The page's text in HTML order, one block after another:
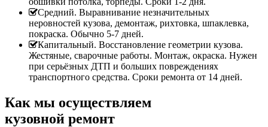
Средний. Выравнивание незначительных
неровностей кузова, демонтаж, рихтовка, шпаклевка,
покраска. Обычно 5-7 дней.
Капитальный. Восстановление геометрии кузова.
Жестяные, сварочные работы. Монтаж, окраска. Нужен
при серьёзных ДТП и больших повреждениях
транспортного средства. Сроки ремонта от 14 дней.
Как мы осуществляем
кузовной ремонт